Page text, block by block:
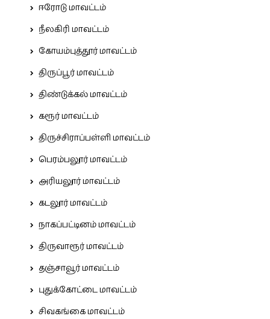
ஈரோடு மாவட்டம்
நீலகிரி மாவட்டம்
கோயம்புத்தூர் மாவட்டம்
திருப்பூர் மாவட்டம்
திண்டுக்கல் மாவட்டம்
கரூர் மாவட்டம்
திருச்சிராப்பள்ளி மாவட்டம்
பெரம்பலூர் மாவட்டம்
அரியலூர் மாவட்டம்
கடலூர் மாவட்டம்
நாகப்பட்டினம் மாவட்டம்
திருவாரூர் மாவட்டம்
தஞ்சாவூர் மாவட்டம்
புதுக்கோட்டை மாவட்டம்
சிவகங்கை மாவட்டம்